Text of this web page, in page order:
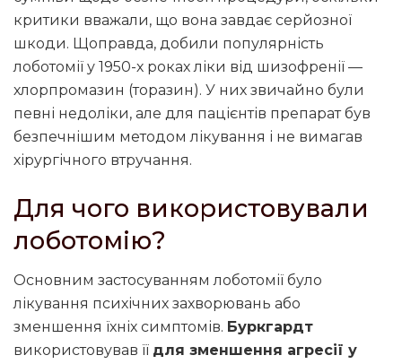
критики вважали, що вона завдає серйозної
шкоди. Щоправда, добили популярність
лоботомії у 1950-х роках ліки від шизофренії —
хлорпромазин (торазин). У них звичайно були
певні недоліки, але для пацієнтів препарат був
безпечнішим методом лікування і не вимагав
хірургічного втручання.
Для чого використовували
лоботомію?
Основним застосуванням лоботомії було
лікування психічних захворювань або
зменшення їхніх симптомів. Буркгардт
використовував її для зменшення агресії у